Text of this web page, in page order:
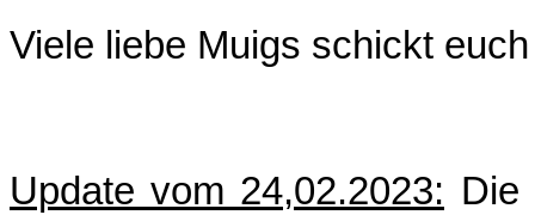
Viele liebe Muigs schickt
Update vom 24,02.2023: Die